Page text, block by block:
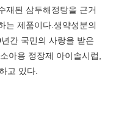
재된 삼두해정탕을 근거
는 제품이다.생약성분의
간 국민의 사랑을 받은
아용 정장제 아이솔시럽,
고 있다.